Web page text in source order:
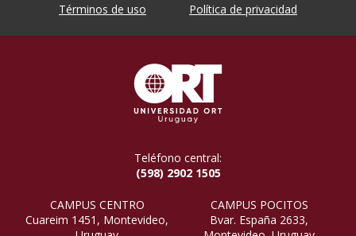
Términos de uso Política de privacidad
Teléfono central:
(598) 2902 1505
CAMPUS CENTRO
Cuareim 1451, Montevideo,
CAMPUS POCITOS
Bvar. España 2633,